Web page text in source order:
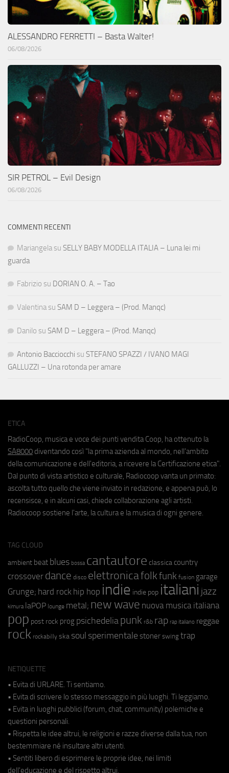
ALESSANDRO FERRETTI – Basta Walter!
06/08/2026
SIR PETROL – Evil Design
06/08/2026
COMMENTI RECENTI
Mariangela su SELLY BABY MODELLA ITALIA – Luna lei mi
guarda
Fabrizio su DORIAN O. A. – Tao
Valentina su SAM D – Leggera – (Prod. Manqc)
Danilo su SAM D – Leggera – (Prod. Manqc)
Antonio Bacciocchi su STEFANO SPAZZI / IVANO MAGI
GALLUZZI – Una rotonda per amare
ETICA
RadioCoop, musica e voce dei punti vendita Coop, ha ottenuto la
SA8000 diventando così "la prima azienda al mondo, nell'ambito
della comunicazione e dell'editoria, a ricevere la Certificazione etica".
Dal punto di vista artistico e culturale, Radiocoop vanta un primato:
ascolta tutto quello che viene inviato in redazione, e appena può, lo
recensisce, e in alcuni casi, chiede collaborazione agli artisti.
Radiocoop sostiene l'arte, la cultura e la musica di ogni genere.
TAG CLOUD
ambient beat blues bossa cantautore classica country
crossover dance disco elettronicafolkfunk fusion garage
Grunge; hard rock hip hop indie indie pop italiani jazz
kimura laPOP lounge metal; new wave nuova musica italiana
pop post rock prog psichedeliapunk r&b rap rap italiano reggae
rock rockabilly ska soul sperimentale stoner swing trap
NETIQUETTE
• Evita di URLARE. Ti sentiamo.
• Evita di scrivere lo stesso messaggio in più luoghi. Ti leggiamo.
• Evita in luoghi pubblici (forum, chat, community) polemiche e
questioni personali.
• Rispetta le idee altrui, le religioni e razze diverse dalla tua, non
bestemmiare né insultare altri utenti.
• Sentiti libero di esprimere le proprie idee, nei limiti
dell'educazione e del rispetto altrui.